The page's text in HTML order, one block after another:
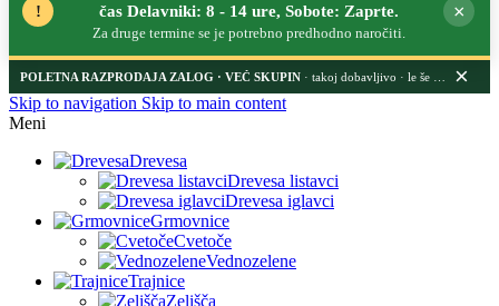
!
čas Delavniki: 8 - 14 ure, Sobote: Zaprte.
Za druge termine se je potrebno predhodno naročiti.
×
POLETNA RAZPRODAJA ZALOG · takoj dobavljivo · le še nekaj dni ×
Skip to navigation Skip to main content
Meni
Drevesa
Drevesa listavci
Drevesa iglavci
Grmovnice
Cvetoče
Vednozelene
Trajnice
Zelišča